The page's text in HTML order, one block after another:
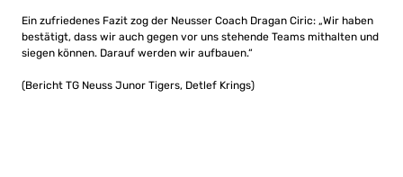
Ein zufriedenes Fazit zog der Neusser Coach Dragan Ciric: „Wir haben
bestätigt, dass wir auch gegen vor uns stehende Teams mithalten und
siegen können. Darauf werden wir aufbauen.“
(Bericht TG Neuss Junor Tigers, Detlef Krings)